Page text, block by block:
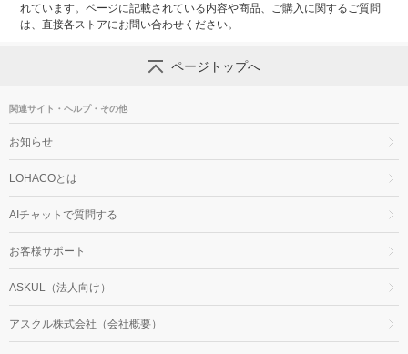
れています。ページに記載されている内容や商品、ご購入に関するご質問
は、直接各ストアにお問い合わせください。
ページトップへ
関連サイト・ヘルプ・その他
お知らせ
LOHACOとは
AIチャットで質問する
お客様サポート
ASKUL（法人向け）
アスクル株式会社（会社概要）